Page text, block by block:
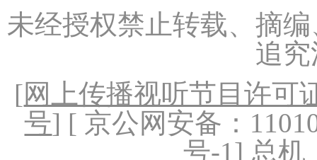
未经授权禁止转载、摘
追
[网上传播视听节目许可
号] [ 京公网安备：
号-1 ] 总机